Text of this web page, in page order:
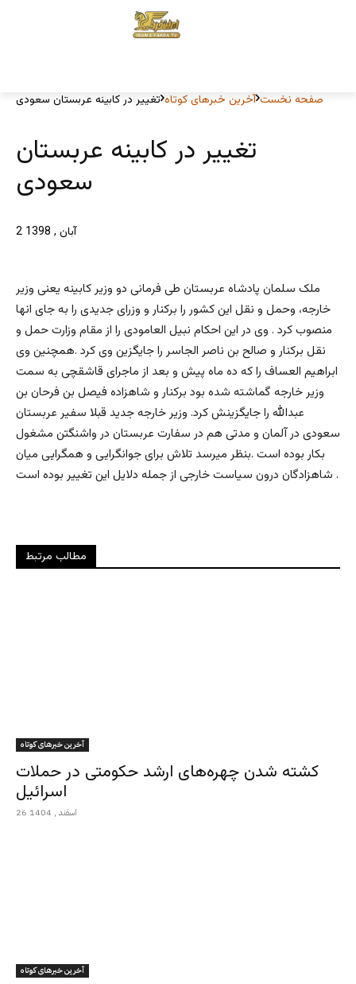
صفحه نخست آخرین خبرهای کوتاه تغییر در کابینه عربستان سعودی
تغییر در کابینه عربستان
سعودی
2 آبان , 1398
ملک سلمان پادشاه عربستان طی فرمانی دو وزیر کابینه یعنی وزیر
خارجه، وحمل و نقل این کشور را برکنار و وزرای جدیدی را به جای انها
منصوب کرد . وی در این احکام نبیل العامودی را از مقام وزارت حمل و
نقل برکنار و صالح بن ناصر الجاسر را جایگزین وی کرد .همچنین وی
ابراهیم العساف را که ده ماه پیش و بعد از ماجرای قاشقچی به سمت
وزیر خارجه گماشته شده بود برکنار و شاهزاده فیصل بن فرحان بن
عبدالله را جایگزینش کرد. وزیر خارجه جدید قبلا سفیر عربستان
سعودی در آلمان و مدتی هم در سفارت عربستان در واشنگتن مشغول
بکار بوده است .بنظر میرسد تلاش برای جوانگرایی و همگرایی میان
شاهزادگان درون سیاست خارجی از جمله دلایل این تغییر بوده است .
مطالب مرتبط
آخرین خبرهای کوتاه
کشته شدن چهره‌های ارشد حکومتی در حملات
اسرائیل
26 اسفند , 1404
آخرین خبرهای کوتاه